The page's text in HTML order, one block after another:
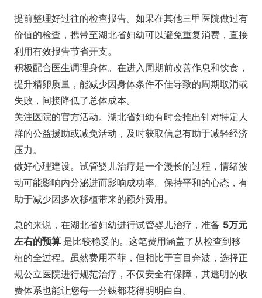
提前整理好过往的检查报告。如果在其他三甲医院做过有
价值的检查，携带至湖北省妇幼可以避免重复消费，直接
利用有效报告节省开支。
积极配合医生调理身体。在进入周期前改善作息和饮食，
提升精卵质量，能减少因身体条件不佳导致的周期取消或
失败，间接降低了总体成本。
关注医院的官方活动。湖北省妇幼有时会推出针对特定人
群的公益援助或减免活动，及时获取信息有助于减轻经济
压力。
做好心理建设。试管婴儿治疗是一个漫长的过程，情绪波
动可能影响内分泌进而影响成功率。保持平和的心态，有
助于减少因多次移植带来的额外费用。
总的来说，在湖北省妇幼进行试管婴儿治疗，准备 5万元
左右的预算 是比较稳妥的。这笔费用涵盖了从检查到移
植的全过程。虽然费用不菲，但相比于盲目奔波，选择正
规公立医院进行规范治疗，不仅安全有保障，其透明的收
费体系也能让您每一分钱都花得明明白白。